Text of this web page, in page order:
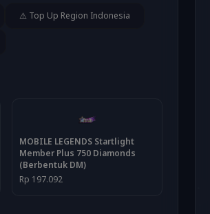
⚠️ Top Up Region Indonesia
MOBILE LEGENDS Startlight
Member Plus 750 Diamonds
(Berbentuk DM)
Rp 197.092